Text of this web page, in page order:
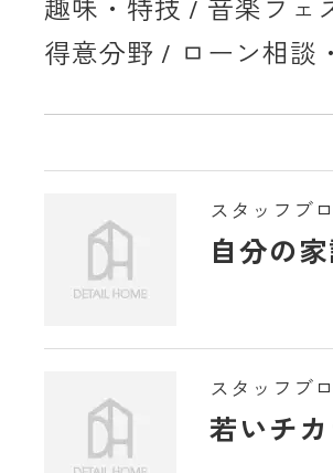
趣味・特技 / 音楽フェ
得意分野 / ローン相談
スタッフブ
自分の
スタッフブ
若いチカ